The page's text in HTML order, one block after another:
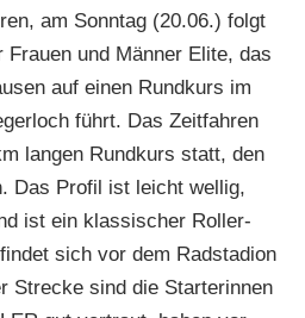
am Sonntag (20.06.) folgt
Frauen und Männer Elite, das
auf einen Rundkurs im
führt. Das Zeitfahren
langen Rundkurs statt, den
Das Profil ist leicht wellig,
ist ein klassischer Roller-
sich vor dem Radstadion
Strecke sind die Starterinnen